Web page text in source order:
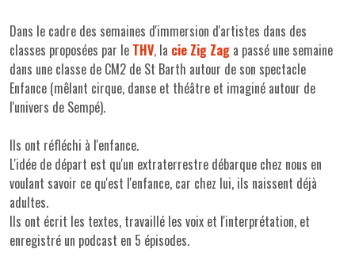
Dans le cadre des semaines d'immersion d'artistes dans des
classes proposées par le THV, la cie Zig Zag a passé une semaine
dans une classe de CM2 de St Barth autour de son spectacle
Enfance (mêlant cirque, danse et théâtre et imaginé autour de
l'univers de Sempé).
Ils ont réfléchi à l'enfance.
L'idée de départ est qu'un extraterrestre débarque chez nous en
voulant savoir ce qu'est l'enfance, car chez lui, ils naissent déjà
adultes.
Ils ont écrit les textes, travaillé les voix et l'interprétation, et
enregistré un podcast en 5 épisodes.